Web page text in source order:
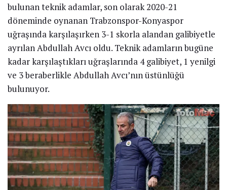
bulunan teknik adamlar, son olarak 2020-21
döneminde oynanan Trabzonspor-Konyaspor
uğraşında karşılaşırken 3-1 skorla alandan galibiyetle
ayrılan Abdullah Avcı oldu. Teknik adamların bugüne
kadar karşılaştıkları uğraşlarında 4 galibiyet, 1 yenilgi
ve 3 beraberlikle Abdullah Avcı’nın üstünlüğü
bulunuyor.